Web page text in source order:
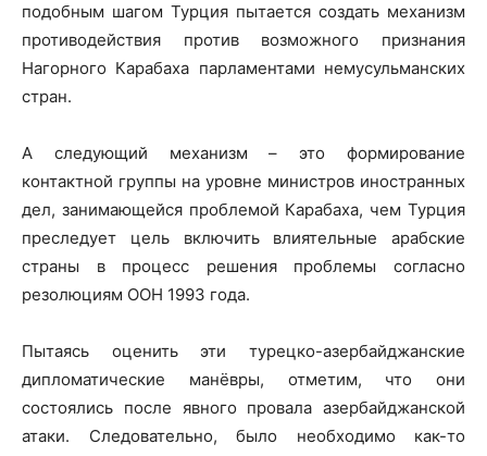
подобным шагом Турция пытается создать механизм
противодействия против возможного признания
Нагорного Карабаха парламентами немусульманских
стран.
А следующий механизм – это формирование
контактной группы на уровне министров иностранных
дел, занимающейся проблемой Карабаха, чем Турция
преследует цель включить влиятельные арабские
страны в процесс решения проблемы согласно
резолюциям ООН 1993 года.
Пытаясь оценить эти турецко-азербайджанские
дипломатические манёвры, отметим, что они
состоялись после явного провала азербайджанской
атаки. Следовательно, было необходимо как-то